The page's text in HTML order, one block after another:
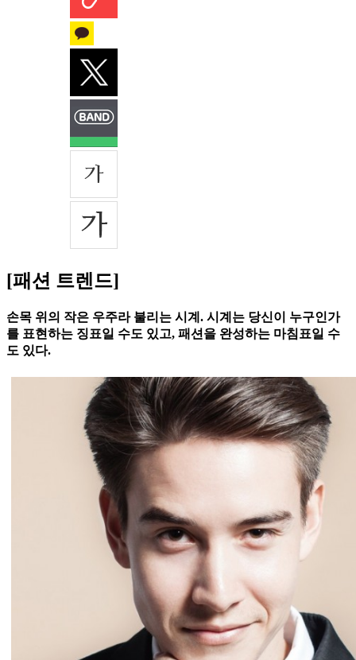
[패션 트렌드]
손목 위의 작은 우주라 불리는 시계. 시계는 당신이 누구인가
를 표현하는 징표일 수도 있고, 패션을 완성하는 마침표일 수
도 있다.